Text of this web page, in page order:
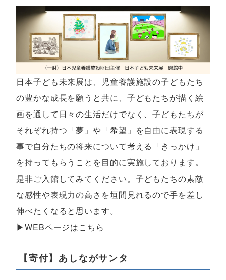
日本子ども未来展は、児童養護施設の子どもたち
の豊かな成長を願うと共に、子どもたちが描く絵
画を通して日々の生活だけでなく、子どもたちが
それぞれ持つ「夢」や「希望」を自由に表現する
事で自分たちの将来について考える「きっかけ」
を持ってもらうことを目的に実施しております。
是非ご入館してみてください。子どもたちの素敵
な感性や表現力の高さを垣間見れるので手を差し
伸べたくなると思います。
▶︎WEBページはこちら
【寄付】あしながサンタ